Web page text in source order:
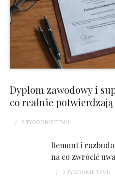
Dyplom zawodowy i
co realnie potwierdzają
2 TYGODNIE TEMU
Remont i
na co zwrócić
2 TYGODNIE TEMU